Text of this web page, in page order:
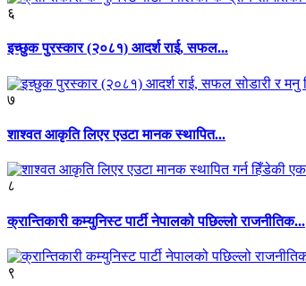
६
इच्छुक पुरस्कार (२०८१) आदर्श राई, सफल...
७
शाश्वत आकृति लिएर एउटा मानक स्थापित...
८
क्रान्तिकारी कम्युनिस्ट पार्टी नेपालको पछिल्लो राजनीतिक...
९